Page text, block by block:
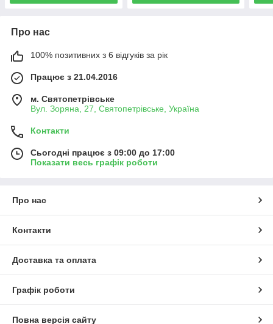
Про нас
100% позитивних з 6 відгуків за рік
Працює з 21.04.2016
м. Святопетрівське
Вул. Зоряна, 27, Святопетрівське, Україна
Контакти
Сьогодні працює з 09:00 до 17:00
Показати весь графік роботи
Про нас
Контакти
Доставка та оплата
Графік роботи
Повна версія сайту